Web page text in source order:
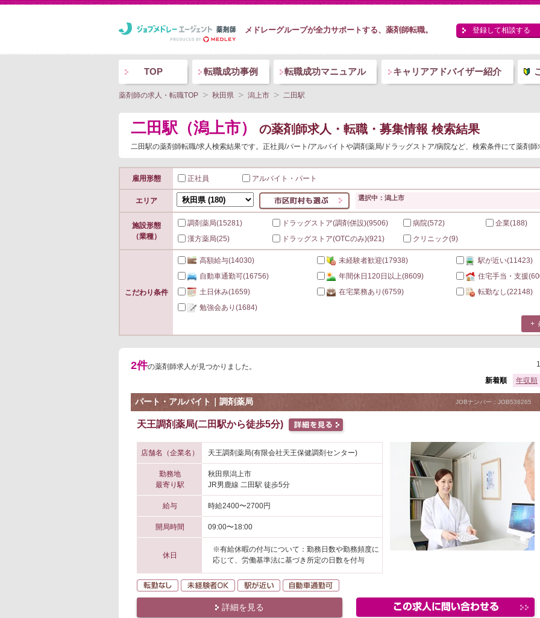
メドレーグループが全力サポートする、薬剤師転職。 登録して相談する
TOP 転職成功事例 転職成功マニュアル キャリアアドバイザー紹介
薬剤師の求人・転職TOP 秋田県 潟上市 二田駅
二田駅（潟上市） の薬剤師求人・転職・募集情報 検索結果
二田駅の薬剤師転職/求人検索結果です。正社員/パート/アルバイトや調剤薬局/ドラッグストア/病院など、検索条件にて薬剤師
雇用形態 正社員 アルバイト・パート
エリア 選択中：潟上市
施設形態
（業種）
調剤薬局(15281) ドラッグストア(調剤併設)(9506) 病院(572) 企業(188)
漢方薬局(25) ドラッグストア(OTCのみ)(921) クリニック(9)
こだわり条件
高額給与(14030) 未経験者歓迎(17938) 駅が近い(11423)
自動車通勤可(16756) 年間休日120日以上(8609) 住宅手当・支援
土日休み(1659) 在宅業務あり (6759) 転勤なし(22148)
勉強会あり (1684)
2件の薬剤師求人が見つかりました。
1
年収順
新着順
パート・アルバイト｜調剤薬局 JOBナンバー：JOB536265
天王調剤薬局(二田駅から徒歩5分)
店舗名（企業名） 天王調剤薬局(有限会社天王保健調剤センター)
勤務地
最寄り駅
秋田県潟上市
JR男鹿線 二田駅 徒歩5分
給与 時給2400〜2700円
開局時間 09:00〜18:00
休日
※有給休暇の付与について：勤務日数や勤務頻度に
応じて、労働基準法に基づき所定の日数を付与
転勤なし 未経験者OK 駅が近い
詳細を見る